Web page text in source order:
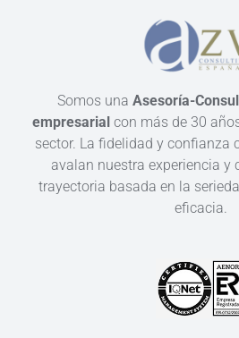
Somos una Asesoría-
empresarial con más de 30
sector. La fidelidad y confianza
avalan nuestra experiencia y
trayectoria basada en la
eficacia.